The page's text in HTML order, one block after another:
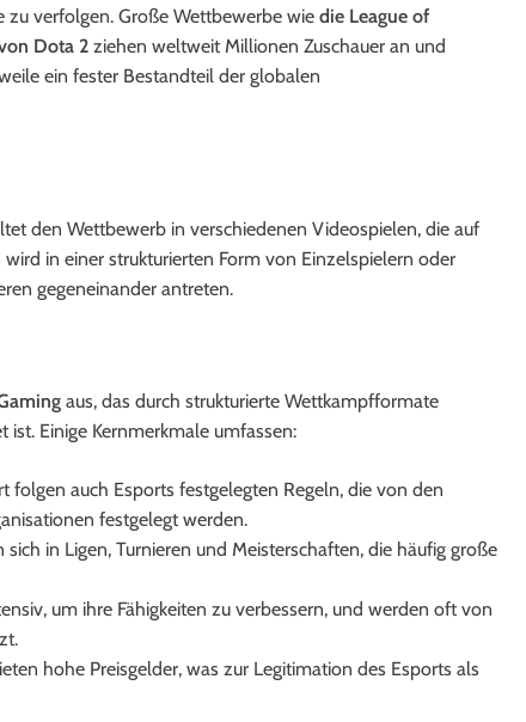
verfolgen. Große Wettbewerbe wie die League of
Dota 2 ziehen weltweit Millionen Zuschauer an und
ein fester Bestandteil der globalen
den Wettbewerb in verschiedenen Videospielen, die auf
in einer strukturierten Form von Einzelspielern oder
gegeneinander antreten.
aus, das durch strukturierte Wettkampfformate
Einige Kernmerkmale umfassen:
folgen auch Esports festgelegten Regeln, die von den
festgelegt werden.
sich in Ligen, Turnieren und Meisterschaften, die häufig große
um ihre Fähigkeiten zu verbessern, und werden oft von
hohe Preisgelder, was zur Legitimation des Esports als